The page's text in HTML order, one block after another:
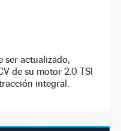
ser actualizado,
de su motor 2.0 TSI
integral.